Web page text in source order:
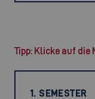
Tipp: Klicke auf
1. SEMESTER